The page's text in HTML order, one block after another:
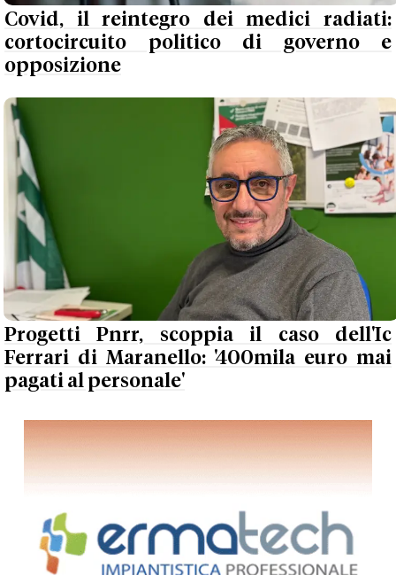
Covid, il reintegro dei medici radiati:
cortocircuito politico di governo e
opposizione
Progetti Pnrr, scoppia il caso dell'Ic
Ferrari di Maranello: '400mila euro mai
pagati al personale'